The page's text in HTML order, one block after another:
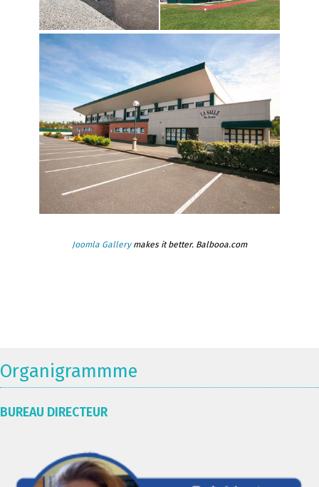
Joomla Gallerymakes it better. Balbooa.com
Organigrammme
BUREAU DIRECTEUR